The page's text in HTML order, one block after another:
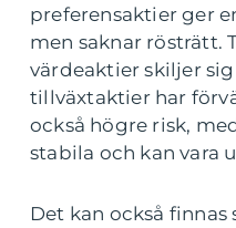
preferensaktier ger
men saknar rösträtt.
värdeaktier skiljer
tillväxtaktier har
också högre risk,
stabila och kan vara
Det kan också